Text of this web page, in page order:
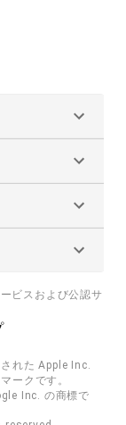
ビスおよび公認サ
れた Apple Inc.
ークです。
Inc. の商標で